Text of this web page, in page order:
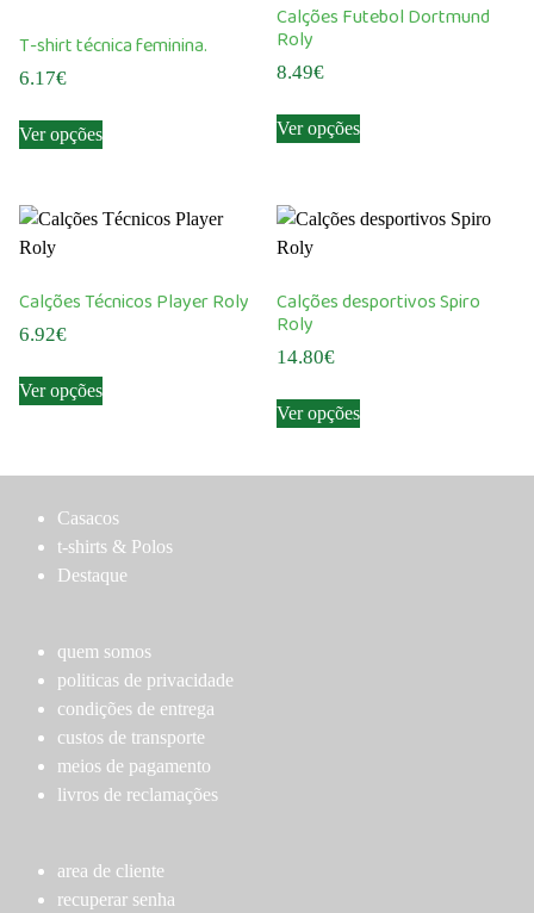
T-shirt técnica feminina.
6.17€
Ver opçõesproduct
variants.
may
on
Calções Futebol Dortmund
Roly
8.49€
Ver opçõesproduct
variants.
may
the
page
Calções Técnicos Player Roly
6.92€
Ver opçõesproduct
The
options
may
on
the
product
page
Calções desportivos Spiro
Roly
14.80€
Ver opçõesproduct
multiple
Casacos
t-shirts & Polos
Destaque
quem somos
politicas de privacidade
condições de entrega
custos de transporte
meios de pagamento
livros de reclamações
area de cliente
recuperar senha